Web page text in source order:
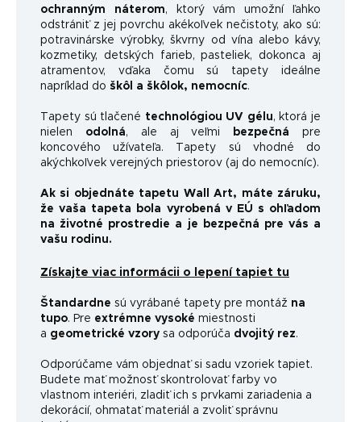
ochranným náterom, ktorý vám umožní ľahko
odstrániť z jej povrchu akékoľvek nečistoty, ako sú:
potravinárske výrobky, škvrny od vína alebo kávy,
kozmetiky, detských farieb, pasteliek, dokonca aj
atramentov, vďaka čomu sú tapety ideálne
napríklad do škôl a škôlok, nemocníc.
Tapety sú tlačené technológiou UV gélu, ktorá je
nielen odolná, ale aj veľmi bezpečná pre
koncového užívateľa. Tapety sú vhodné do
akýchkoľvek verejných priestorov (aj do nemocníc).
Ak si objednáte tapetu Wall Art, máte záruku,
že vaša tapeta bola vyrobená v EÚ s ohľadom
na životné prostredie a je bezpečná pre vás a
vašu rodinu.
Získajte viac informácii o lepení tapiet tu
Štandardne sú vyrábané tapety pre montáž na
tupo. Pre extrémne vysoké miestnosti
a geometrické vzory sa odporúča dvojitý rez.
Odporúčame vám objednať si sadu vzoriek tapiet.
Budete mať možnosť skontrolovať farby vo
vlastnom interiéri, zladiť ich s prvkami zariadenia a
dekorácií, ohmatať materiál a zvoliť správnu